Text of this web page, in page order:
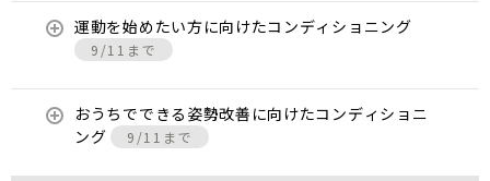
運動を始めたい方に向けたコンディショニング
9/11まで
おうちでできる姿勢改善に向けたコンディショニ
ング
9/11まで